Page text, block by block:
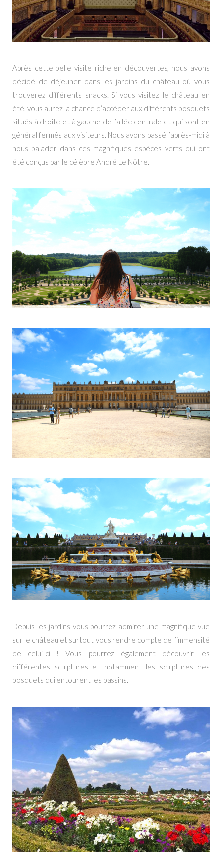
Après cette belle visite riche en découvertes, nous avons
décidé de déjeuner dans les jardins du château où vous
trouverez différents snacks. Si vous visitez le château en
été, vous aurez la chance d’accéder aux différents bosquets
situés à droite et à gauche de l’allée centrale et qui sont en
général fermés aux visiteurs. Nous avons passé l’après-midi à
nous balader dans ces magnifiques espèces verts qui ont
été conçus par le célèbre André Le Nôtre.
Depuis les jardins vous pourrez admirer une magnifique vue
sur le château et surtout vous rendre compte de l’immensité
de celui-ci ! Vous pourrez également découvrir les
différentes sculptures et notamment les sculptures des
bosquets qui entourent les bassins.